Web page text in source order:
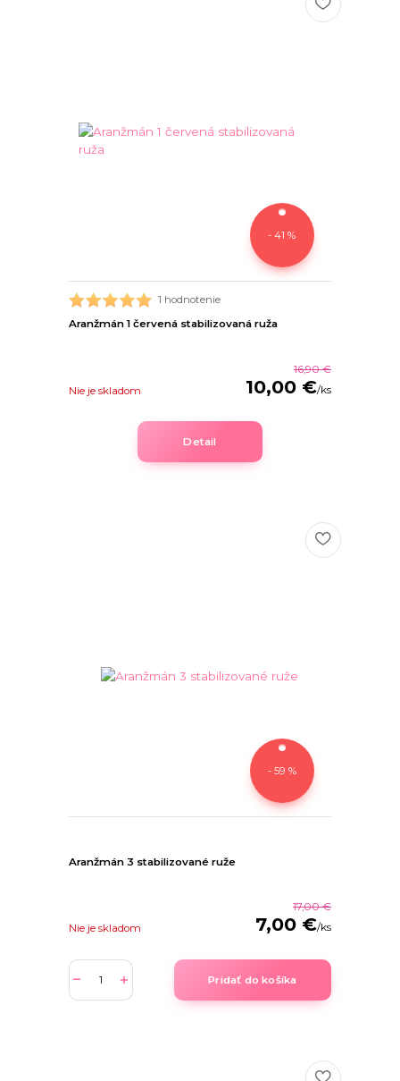
- 41 %
1 hodnotenie
Aranžmán 1 červená stabilizovaná ruža
16,90 €
10,00 €/ks
Nie je skladom
Detail
- 59 %
Aranžmán 3 stabilizované ruže
17,00 €
7,00 €/ks
Nie je skladom
Pridať do košíka